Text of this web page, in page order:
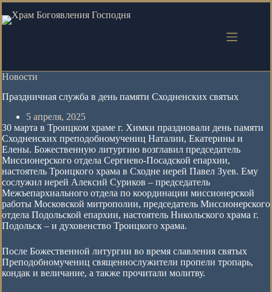
к
сути
Новости
Праздничная служба в день памяти Сходненских святых
5 апреля, 2025
30 марта в Троицком храме г. Химки праздновали день памяти
Сходненских преподобномучениц Наталии, Екатерины и
Елены. Божественную литургию возглавил председатель
Миссионерского отдела Сергиево-Посадской епархии,
настоятель Троицкого храма в Сходне иерей Павел Зуев. Ему
сослужил иерей Алексий Суриков – председатель
Межъепархиального отдела по координации миссионерской
работы Московской митрополии, председатель Миссионерского
отдела Подольской епархии, настоятель Никольского храма г.
Подольск – и духовенство Троицкого храма.
После Божественной литургии во время славления святых
Преподобномучениц священнослужители пропели тропарь,
кондак и величание, а также прочитали молитву.